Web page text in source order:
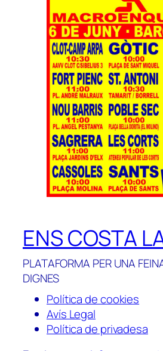
ENS COSTA
PLATAFORMA PER UNA
DIGNES
Política de cookies
Avís Legal
Política de privadesa